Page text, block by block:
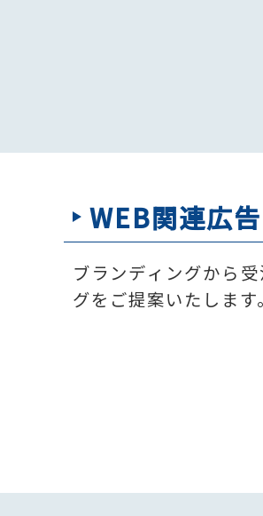
WEB関連広告
ブランディングから
グをご提案いたします。